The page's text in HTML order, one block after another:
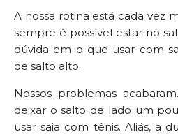
A nossa rotina está cada vez
sempre é possível estar no
dúvida em o que usar com
de salto alto.
Nossos problemas
deixar o salto de lado um
usar saia com tênis. Aliás, a